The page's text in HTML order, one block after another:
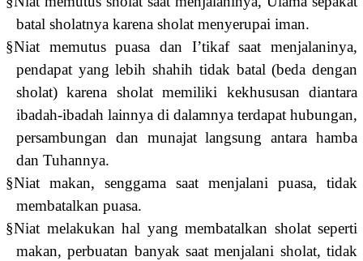
batal sholatnya karena sholat menyerupai iman.
§Niat memutus puasa dan I’tikaf saat menjalaninya,
pendapat yang lebih shahih tidak batal (beda dengan
sholat) karena sholat memiliki kekhususan diantara
ibadah-ibadah lainnya di dalamnya terdapat hubungan,
persambungan dan munajat langsung antara hamba
dan Tuhannya.
§Niat makan, senggama saat menjalani puasa, tidak
membatalkan puasa.
§Niat melakukan hal yang membatalkan sholat seperti
makan, perbuatan banyak saat menjalani sholat, tidak